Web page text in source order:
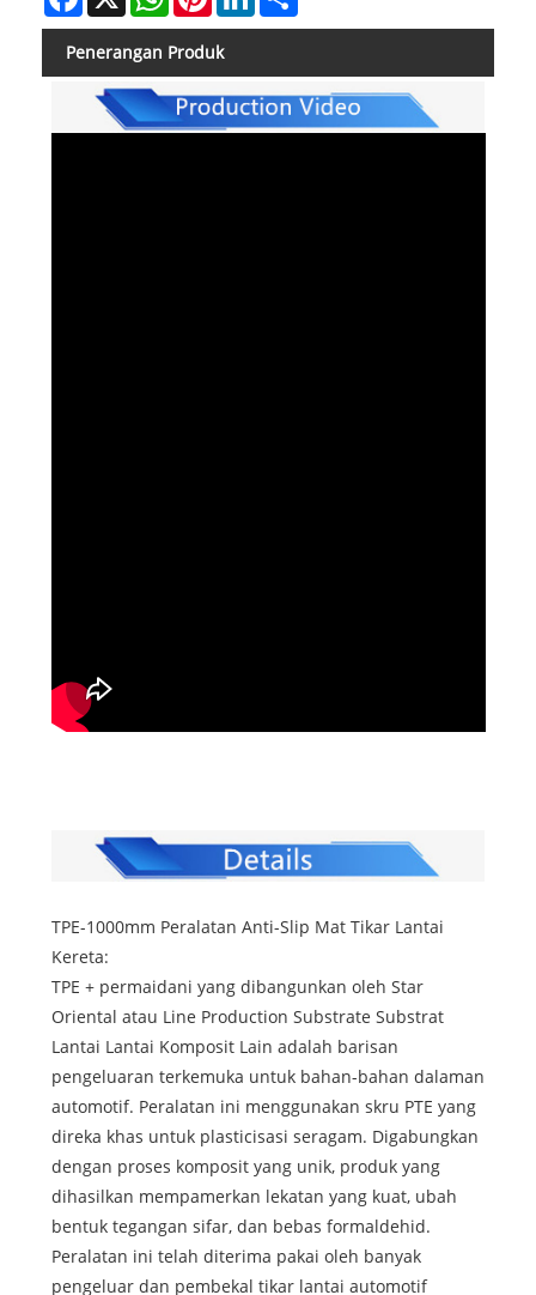
Penerangan Produk
TPE-1000mm Peralatan Anti-Slip Mat Tikar Lantai
Kereta:
TPE + permaidani yang dibangunkan oleh Star
Oriental atau Line Production Substrate Substrat
Lantai Lantai Komposit Lain adalah barisan
pengeluaran terkemuka untuk bahan-bahan dalaman
automotif. Peralatan ini menggunakan skru PTE yang
direka khas untuk plasticisasi seragam. Digabungkan
dengan proses komposit yang unik, produk yang
dihasilkan mempamerkan lekatan yang kuat, ubah
bentuk tegangan sifar, dan bebas formaldehid.
Peralatan ini telah diterima pakai oleh banyak
pengeluar dan pembekal tikar lantai automotif